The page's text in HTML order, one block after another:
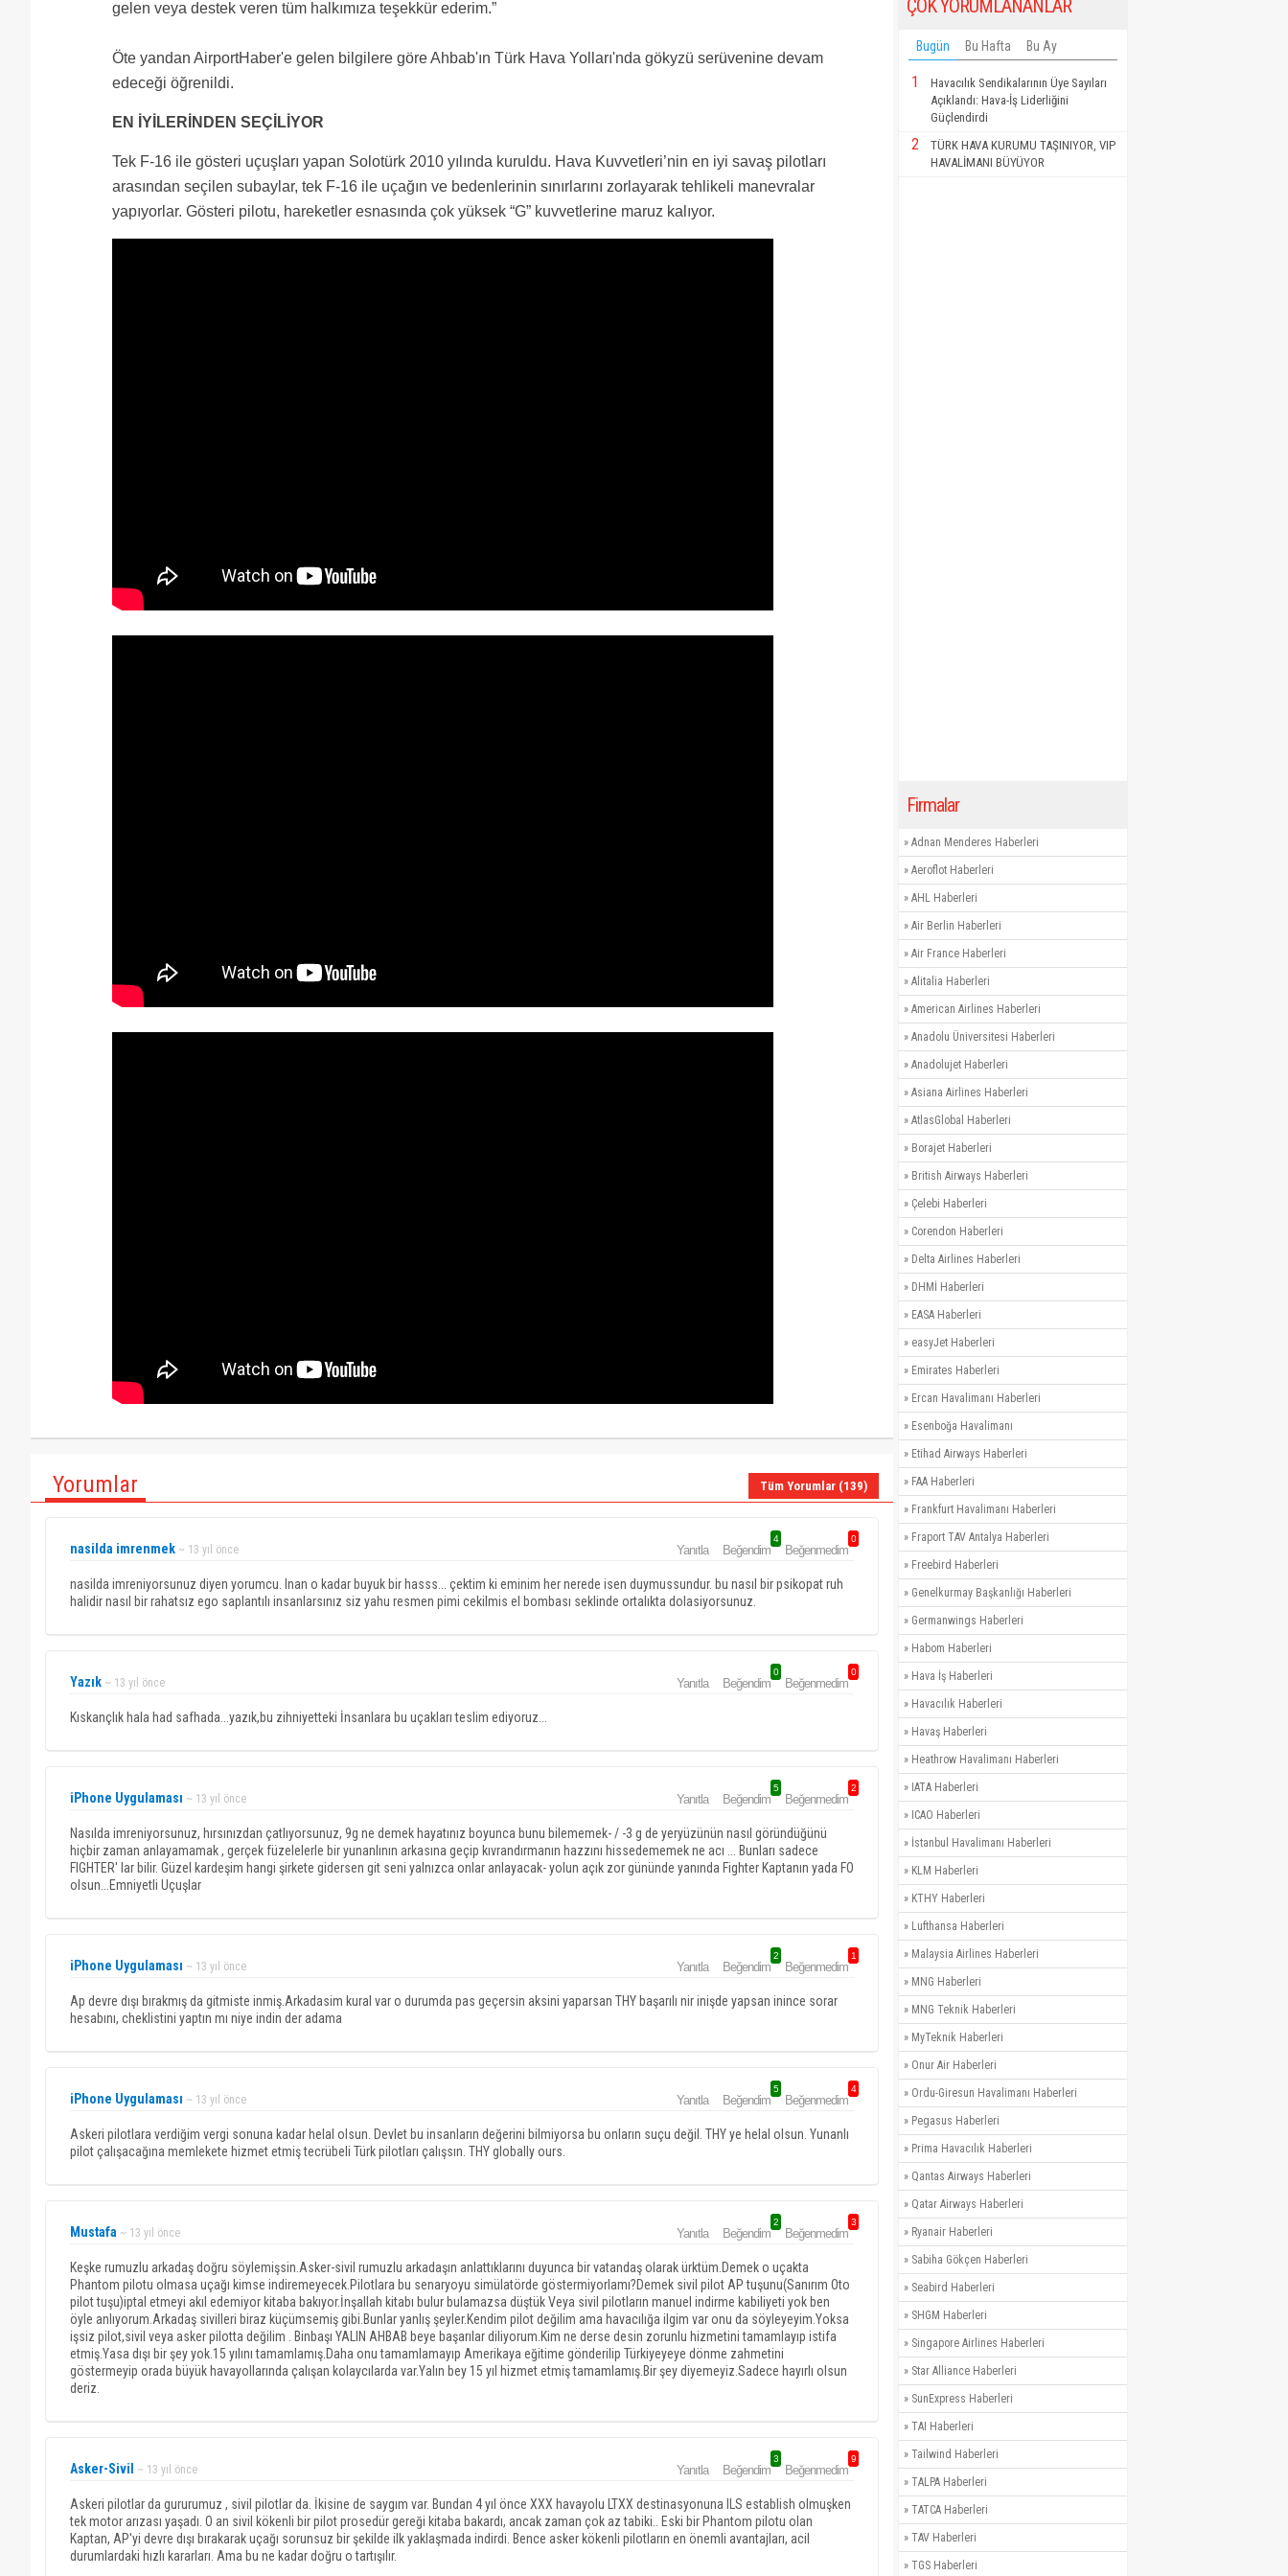
gelen veya destek veren tüm halkımıza teşekkür ederim.”
Öte yandan AirportHaber'e gelen bilgilere göre Ahbab'ın Türk Hava Yolları'nda gökyzü serüvenine devam
edeceği öğrenildi.
EN İYİLERİNDEN SEÇİLİYOR
Tek F-16 ile gösteri uçuşları yapan Solotürk 2010 yılında kuruldu. Hava Kuvvetleri’nin en iyi savaş pilotları
arasından seçilen subaylar, tek F-16 ile uçağın ve bedenlerinin sınırlarını zorlayarak tehlikeli manevralar
yapıyorlar. Gösteri pilotu, hareketler esnasında çok yüksek “G” kuvvetlerine maruz kalıyor.
Yorumlar Tüm Yorumlar (139)
nasilda imrenmek ~ 13 yıl önce Yanıtla Beğendim
4
Beğenmedim
0
nasilda imreniyorsunuz diyen yorumcu. Inan o kadar buyuk bir hasss... çektim ki eminim her nerede isen duymussundur. bu nasıl bir psikopat ruh
halidir nasıl bir rahatsız ego saplantılı insanlarsınız siz yahu resmen pimi cekilmis el bombası seklinde ortalıkta dolasiyorsunuz.
Yazık ~ 13 yıl önce Yanıtla Beğendim
0
Beğenmedim
0
Kıskançlık hala had safhada...yazık,bu zihniyetteki İnsanlara bu uçakları teslim ediyoruz...
iPhone Uygulaması ~ 13 yıl önce Yanıtla Beğendim
5
Beğenmedim
2
Nasılda imreniyorsunuz, hırsınızdan çatlıyorsunuz, 9g ne demek hayatınız boyunca bunu bilememek- / -3 g de yeryüzünün nasıl göründüğünü
hiçbir zaman anlayamamak , gerçek füzelelerle bir yunanlının arkasına geçip kıvrandırmanın hazzını hissedememek ne acı ... Bunları sadece
FIGHTER' lar bilir. Güzel kardeşim hangi şirkete gidersen git seni yalnızca onlar anlayacak- yolun açık zor gününde yanında Fighter Kaptanın yada FO
olsun...Emniyetli Uçuşlar
iPhone Uygulaması ~ 13 yıl önce Yanıtla Beğendim
2
Beğenmedim
1
Ap devre dışı bırakmış da gitmiste inmiş.Arkadasim kural var o durumda pas geçersin aksini yaparsan THY başarılı nir inişde yapsan inince sorar
hesabını, cheklistini yaptın mı niye indin der adama
iPhone Uygulaması ~ 13 yıl önce Yanıtla Beğendim
5
Beğenmedim
4
Askeri pilotlara verdiğim vergi sonuna kadar helal olsun. Devlet bu insanların değerini bilmiyorsa bu onların suçu değil. THY ye helal olsun. Yunanlı
pilot çalışacağına memlekete hizmet etmiş tecrübeli Türk pilotları çalışsın. THY globally ours.
Mustafa ~ 13 yıl önce Yanıtla Beğendim
2
Beğenmedim
3
Keşke rumuzlu arkadaş doğru söylemişsin.Asker-sivil rumuzlu arkadaşın anlattıklarını duyunca bir vatandaş olarak ürktüm.Demek o uçakta
Phantom pilotu olmasa uçağı kimse indiremeyecek.Pilotlara bu senaryoyu simülatörde göstermiyorlamı?Demek sivil pilot AP tuşunu(Sanırım Oto
pilot tuşu)iptal etmeyi akıl edemiyor kitaba bakıyor.İnşallah kitabı bulur bulamazsa düştük Veya sivil pilotların manuel indirme kabiliyeti yok ben
öyle anlıyorum.Arkadaş sivilleri biraz küçümsemiş gibi.Bunlar yanlış şeyler.Kendim pilot değilim ama havacılığa ilgim var onu da söyleyeyim.Yoksa
işsiz pilot,sivil veya asker pilotta değilim . Binbaşı YALIN AHBAB beye başarılar diliyorum.Kim ne derse desin zorunlu hizmetini tamamlayıp istifa
etmiş.Yasa dışı bir şey yok.15 yılını tamamlamış.Daha onu tamamlamayıp Amerikaya eğitime gönderilip Türkiyeyeye dönme zahmetini
göstermeyip orada büyük havayollarında çalışan kolaycılarda var.Yalın bey 15 yıl hizmet etmiş tamamlamış.Bir şey diyemeyiz.Sadece hayırlı olsun
deriz.
Asker-Sivil ~ 13 yıl önce Yanıtla Beğendim
3
Beğenmedim
9
Askeri pilotlar da gururumuz , sivil pilotlar da. İkisine de saygım var. Bundan 4 yıl önce XXX havayolu LTXX destinasyonuna ILS establish olmuşken
tek motor arızası yaşadı. O an sivil kökenli bir pilot prosedür gereği kitaba bakardı, ancak zaman çok az tabiki.. Eski bir Phantom pilotu olan
Kaptan, AP'yi devre dışı bırakarak uçağı sorunsuz bir şekilde ilk yaklaşmada indirdi. Bence asker kökenli pilotların en önemli avantajları, acil
durumlardaki hızlı kararları. Ama bu ne kadar doğru o tartışılır.
ÇOK YORUMLANANLAR
Bugün Bu Hafta Bu Ay
1
Havacılık Sendikalarının Üye Sayıları
Açıklandı: Hava-İş Liderliğini
Güçlendirdi
2
TÜRK HAVA KURUMU TAŞINIYOR, VIP
HAVALİMANI BÜYÜYOR
Firmalar
» Adnan Menderes Haberleri
» Aeroflot Haberleri
» AHL Haberleri
» Air Berlin Haberleri
» Air France Haberleri
» Alitalia Haberleri
» American Airlines Haberleri
» Anadolu Üniversitesi Haberleri
» Anadolujet Haberleri
» Asiana Airlines Haberleri
» AtlasGlobal Haberleri
» Borajet Haberleri
» British Airways Haberleri
» Çelebi Haberleri
» Corendon Haberleri
» Delta Airlines Haberleri
» DHMİ Haberleri
» EASA Haberleri
» easyJet Haberleri
» Emirates Haberleri
» Ercan Havalimanı Haberleri
» Esenboğa Havalimanı
» Etihad Airways Haberleri
» FAA Haberleri
» Frankfurt Havalimanı Haberleri
» Fraport TAV Antalya Haberleri
» Freebird Haberleri
» Genelkurmay Başkanlığı Haberleri
» Germanwings Haberleri
» Habom Haberleri
» Hava İş Haberleri
» Havacılık Haberleri
» Havaş Haberleri
» Heathrow Havalimanı Haberleri
» IATA Haberleri
» ICAO Haberleri
» İstanbul Havalimanı Haberleri
» KLM Haberleri
» KTHY Haberleri
» Lufthansa Haberleri
» Malaysia Airlines Haberleri
» MNG Haberleri
» MNG Teknik Haberleri
» MyTeknik Haberleri
» Onur Air Haberleri
» Ordu-Giresun Havalimanı Haberleri
» Pegasus Haberleri
» Prima Havacılık Haberleri
» Qantas Airways Haberleri
» Qatar Airways Haberleri
» Ryanair Haberleri
» Sabiha Gökçen Haberleri
» Seabird Haberleri
» SHGM Haberleri
» Singapore Airlines Haberleri
» Star Alliance Haberleri
» SunExpress Haberleri
» TAI Haberleri
» Tailwind Haberleri
» TALPA Haberleri
» TATCA Haberleri
» TAV Haberleri
» TGS Haberleri